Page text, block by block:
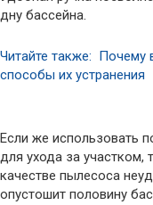
дну бассейна.
Читайте также: Почему
способы их устранения
Если же использовать
для ухода за участком,
качестве пылесоса
опустошит половину